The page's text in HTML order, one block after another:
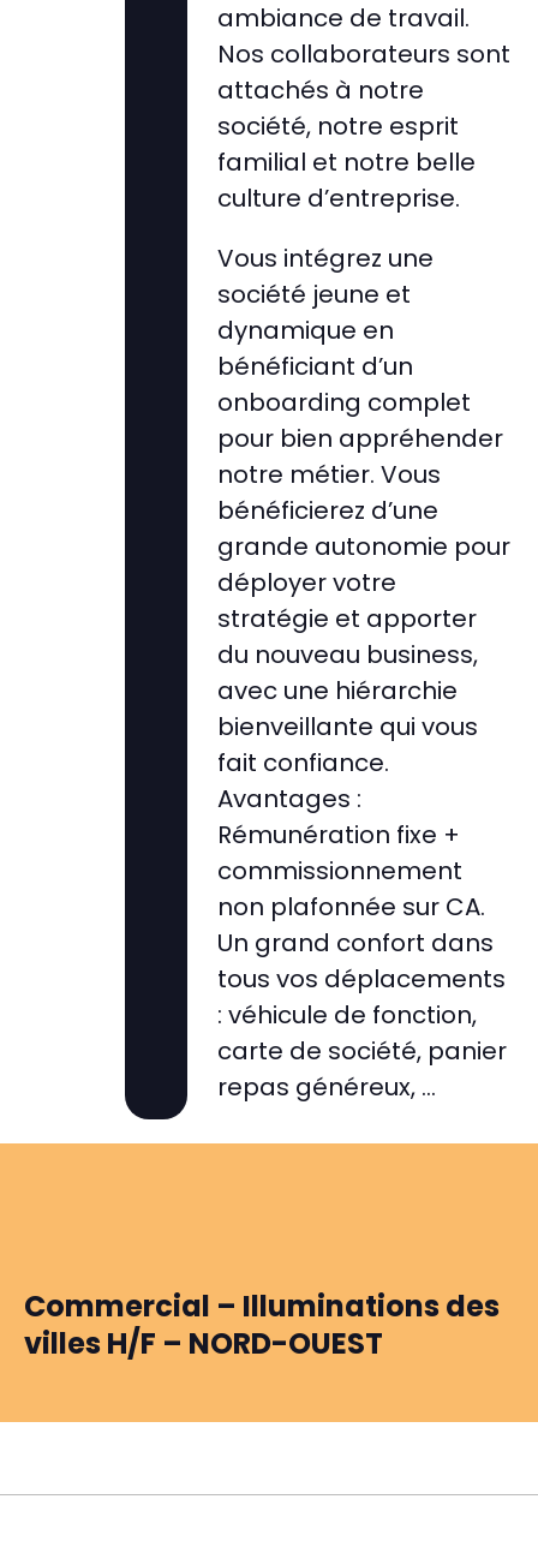
Commercial – Illuminations des
villes H/F – NORD-OUEST
ambiance de travail.
Nos collaborateurs sont
attachés à notre
société, notre esprit
familial et notre belle
culture d’entreprise.
Vous intégrez une
société jeune et
dynamique en
bénéficiant d’un
onboarding complet
pour bien appréhender
notre métier. Vous
bénéficierez d’une
grande autonomie pour
déployer votre
stratégie et apporter
du nouveau business,
avec une hiérarchie
bienveillante qui vous
fait confiance.
Avantages :
Rémunération fixe +
commissionnement
non plafonnée sur CA.
Un grand confort dans
tous vos déplacements
: véhicule de fonction,
carte de société, panier
repas généreux, …